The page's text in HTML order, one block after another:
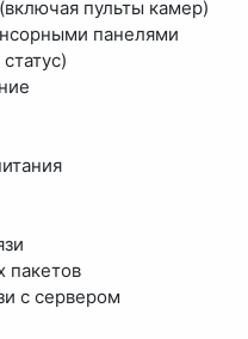
пульты камер)
панелями
пакетов
с сервером